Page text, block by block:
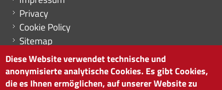
Privacy
Cookie Policy
Sitemap
Cookie-Einstellungen
Diese Website verwendet technische und
anonymisierte analytische Cookies. Es gibt Cookies,
die es Ihnen ermöglichen, auf unserer Website zu